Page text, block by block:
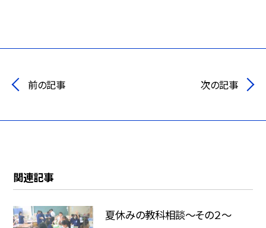
前の記事 次の記事
関連記事
夏休みの教科相談～その２～